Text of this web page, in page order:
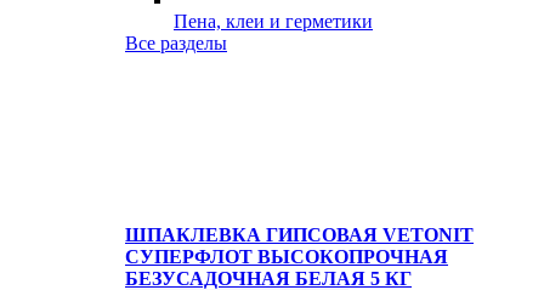
Пена, клеи и герметики
Все разделы
ШПАКЛЕВКА ГИПСОВАЯ VETONIT
СУПЕРФЛОТ ВЫСОКОПРОЧНАЯ
БЕЗУСАДОЧНАЯ БЕЛАЯ 5 КГ